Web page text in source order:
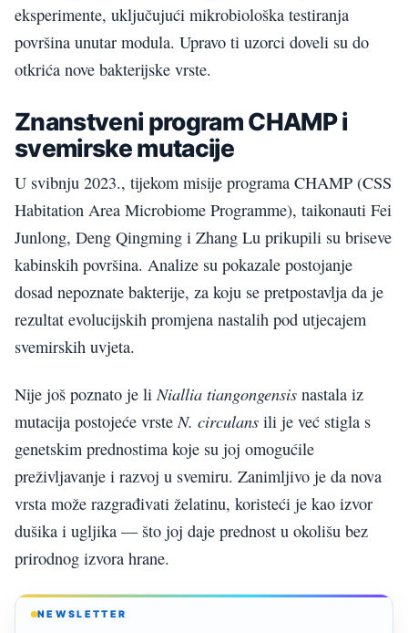
eksperimente, uključujući mikrobiološka testiranja
površina unutar modula. Upravo ti uzorci doveli su do
otkrića nove bakterijske vrste.
Znanstveni program CHAMP i
svemirske mutacije
U svibnju 2023., tijekom misije programa CHAMP (CSS
Habitation Area Microbiome Programme), taikonauti Fei
Junlong, Deng Qingming i Zhang Lu prikupili su briseve
kabinskih površina. Analize su pokazale postojanje
dosad nepoznate bakterije, za koju se pretpostavlja da je
rezultat evolucijskih promjena nastalih pod utjecajem
svemirskih uvjeta.
Nije još poznato je liNiallia tiangongensis nastala iz
mutacija postojeće vrsteN. circulans ili je već stigla s
genetskim prednostima koje su joj omogućile
preživljavanje i razvoj u svemiru. Zanimljivo je da nova
vrsta može razgrađivati želatinu, koristeći je kao izvor
dušika i ugljika — što joj daje prednost u okolišu bez
prirodnog izvora hrane.
NEWSLETTER